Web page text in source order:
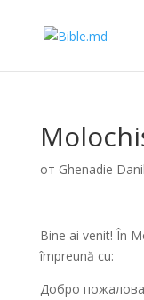
от Ghenadie
Bine ai venit! În
împreună cu:
Добро